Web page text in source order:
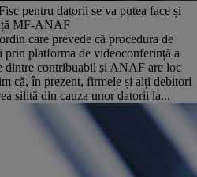
pentru datorii se va putea face și
MF-ANAF
care prevede că procedura de
prin platforma de videoconferință a
contribuabil și ANAF are loc
că, în prezent, firmele și alți debitori
silită din cauza unor datorii la...